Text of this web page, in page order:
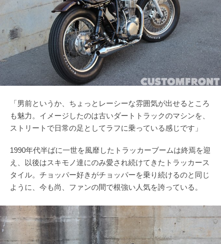
「男前というか、ちょっとレーシーな雰囲気が出せるところ
も魅力。イメージしたのは古いダートトラックのマシンを、
ストリートで日常の足としてラフに乗っている感じです」
1990年代半ばに一世を風靡したトラッカーブームは終焉を迎
え、以後はスキモノ達にのみ愛され続けてきたトラッカース
タイル。チョッパー好きがチョッパーを乗り続けるのと同じ
ように、今も尚、ファンの間で根強い人気を誇っている。